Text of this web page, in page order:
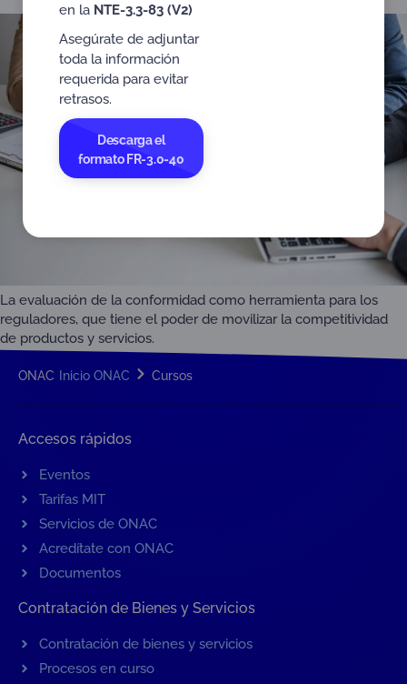
La evaluación de la conformidad como herramienta para los
reguladores, que tiene el poder de movilizar la competitividad
de productos y servicios.
ONAC Inicio ONAC Cursos
Accesos rápidos
Eventos
Tarifas MIT
Servicios de ONAC
Acredítate con ONAC
Documentos
Contratación de Bienes y Servicios
Contratación de bienes y servicios
Procesos en curso
en la NTE-3.3-83 (V2)
Asegúrate de adjuntar
toda la información
requerida para evitar
retrasos.
Descarga el
formato FR-3.0-40